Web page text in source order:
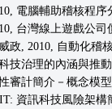
電腦輔助稽核程序
台灣線上遊戲公
政, 2010, 自動化稽
技治理的內涵與推
審計簡介－概念模
資訊科技風險架構